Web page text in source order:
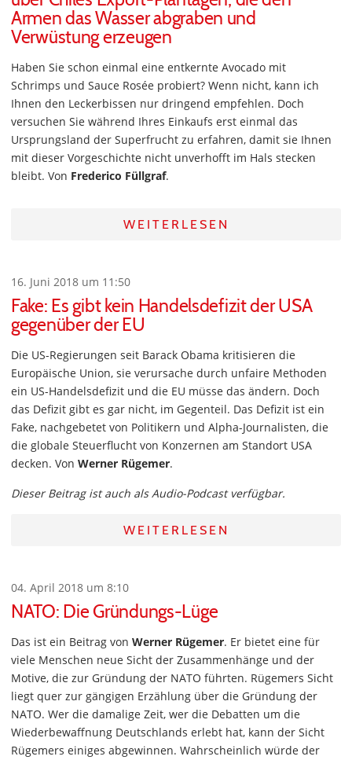
Armen das Wasser abgraben und
Verwüstung erzeugen
Haben Sie schon einmal eine entkernte Avocado mit
Schrimps und Sauce Rosée probiert? Wenn nicht, kann ich
Ihnen den Leckerbissen nur dringend empfehlen. Doch
versuchen Sie während Ihres Einkaufs erst einmal das
Ursprungsland der Superfrucht zu erfahren, damit sie Ihnen
mit dieser Vorgeschichte nicht unverhofft im Hals stecken
bleibt. Von Frederico Füllgraf.
WEITERLESEN
16. Juni 2018 um 11:50
Fake: Es gibt kein Handelsdefizit der USA
gegenüber der EU
Die US-Regierungen seit Barack Obama kritisieren die
Europäische Union, sie verursache durch unfaire Methoden
ein US-Handelsdefizit und die EU müsse das ändern. Doch
das Defizit gibt es gar nicht, im Gegenteil. Das Defizit ist ein
Fake, nachgebetet von Politikern und Alpha-Journalisten, die
die globale Steuerflucht von Konzernen am Standort USA
decken. Von Werner Rügemer.
Dieser Beitrag ist auch als Audio-Podcast verfügbar.
WEITERLESEN
04. April 2018 um 8:10
NATO: Die Gründungs-Lüge
Das ist ein Beitrag von Werner Rügemer. Er bietet eine für
viele Menschen neue Sicht der Zusammenhänge und der
Motive, die zur Gründung der NATO führten. Rügemers Sicht
liegt quer zur gängigen Erzählung über die Gründung der
NATO. Wer die damalige Zeit, wer die Debatten um die
Wiederbewaffnung Deutschlands erlebt hat, kann der Sicht
Rügemers einiges abgewinnen. Wahrscheinlich würde der